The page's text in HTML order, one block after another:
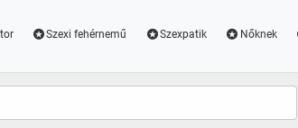
Szexi fehérnemű Szexpatik Nőknek